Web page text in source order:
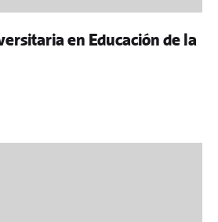
en Educación de la